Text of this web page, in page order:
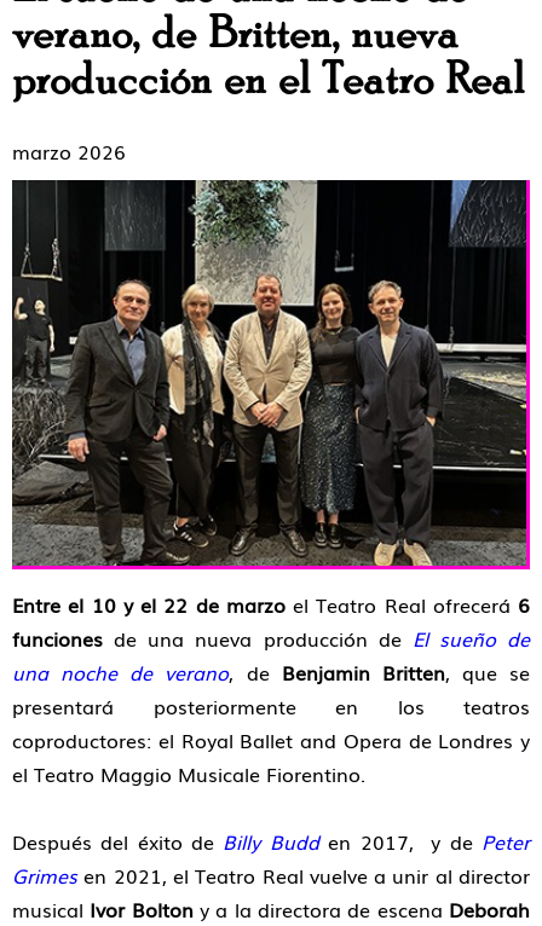
verano, de Britten, nueva
producción en el Teatro Real
marzo 2026
Entre el 10 y el 22 de marzoel Teatro Real ofrecerá 6
funciones de una nueva producción de El sueño de
una noche de verano, de Benjamin Britten, que se
presentará posteriormente en los teatros
coproductores: el Royal Ballet and Opera de Londres y
el Teatro Maggio Musicale Fiorentino.
Después del éxito de Billy Budden 2017, y de Peter
Grimesen 2021, el Teatro Real vuelve a unir al director
musical Ivor Boltony a la directora de escena Deborah